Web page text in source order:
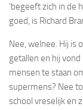
‘begeeft zich in de
goed, is Richard
Nee, welnee. Hij is
getallen en hij
mensen te staan
supermens? Nee
school vreselijk en